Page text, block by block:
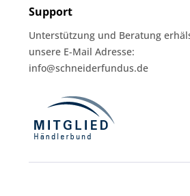
Support
Unterstützung und Beratung
unsere E-Mail Adresse:
info@schneiderfundus.de